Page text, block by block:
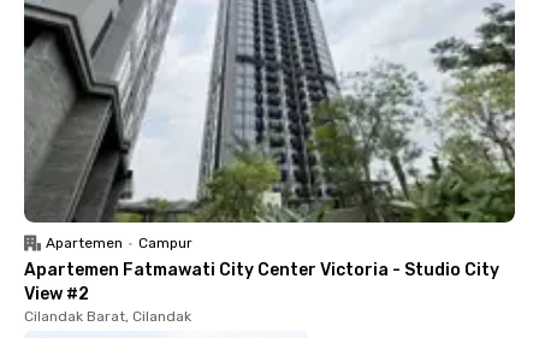
Apartemen • Campur
Apartemen Fatmawati City Center Victoria - Studio City
View #2
Cilandak Barat, Cilandak